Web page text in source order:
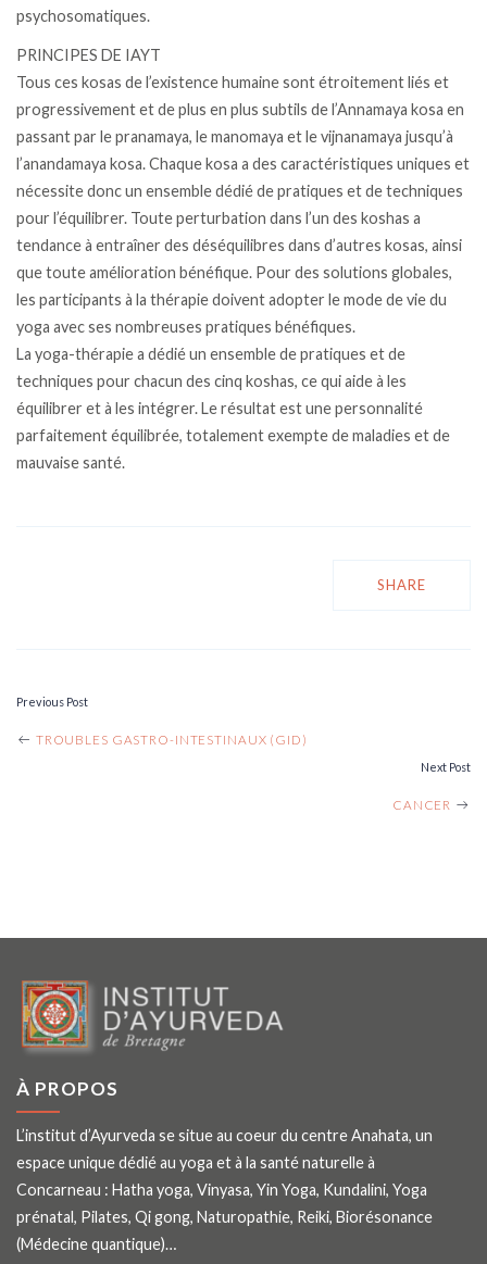
psychosomatiques.
PRINCIPES DE IAYT
Tous ces kosas de l’existence humaine sont étroitement liés et
progressivement et de plus en plus subtils de l’Annamaya kosa en
passant par le pranamaya, le manomaya et le vijnanamaya jusqu’à
l’anandamaya kosa. Chaque kosa a des caractéristiques uniques et
nécessite donc un ensemble dédié de pratiques et de techniques
pour l’équilibrer. Toute perturbation dans l’un des koshas a
tendance à entraîner des déséquilibres dans d’autres kosas, ainsi
que toute amélioration bénéfique. Pour des solutions globales,
les participants à la thérapie doivent adopter le mode de vie du
yoga avec ses nombreuses pratiques bénéfiques.
La yoga-thérapie a dédié un ensemble de pratiques et de
techniques pour chacun des cinq koshas, ​​ce qui aide à les
équilibrer et à les intégrer. Le résultat est une personnalité
parfaitement équilibrée, totalement exempte de maladies et de
mauvaise santé.
SHARE
Previous Post
TROUBLES GASTRO-INTESTINAUX (GID)
Next Post
CANCER
À PROPOS
L’institut d’Ayurveda se situe au coeur du centre Anahata, un
espace unique dédié au yoga et à la santé naturelle à
Concarneau : Hatha yoga, Vinyasa, Yin Yoga, Kundalini, Yoga
prénatal, Pilates, Qi gong, Naturopathie, Reiki, Biorésonance
(Médecine quantique)…